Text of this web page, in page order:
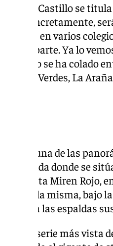
de Castillo se titula
Concretamente,
en varios
nueva parte. Ya lo
se ha colado
Verdes, La
una de las
barriada donde se
periodista Miren Rojo,
de la misma, bajo
lleva a las espaldas
a ser la serie más